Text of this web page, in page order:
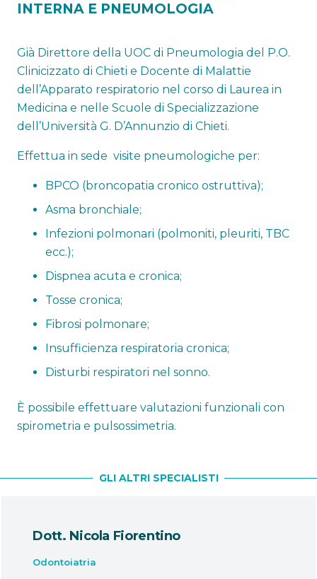
INTERNA E PNEUMOLOGIA
Già Direttore della UOC di Pneumologia del P.O.
Clinicizzato di Chieti e Docente di Malattie
dell’Apparato respiratorio nel corso di Laurea in
Medicina e nelle Scuole di Specializzazione
dell’Università G. D’Annunzio di Chieti.
Effettua in sede visite pneumologiche per:
BPCO (broncopatia cronico ostruttiva);
Asma bronchiale;
Infezioni polmonari (polmoniti, pleuriti, TBC
ecc.);
Dispnea acuta e cronica;
Tosse cronica;
Fibrosi polmonare;
Insufficienza respiratoria cronica;
Disturbi respiratori nel sonno.
È possibile effettuare valutazioni funzionali con
spirometria e pulsossimetria.
GLI ALTRI SPECIALISTI
Dott. Nicola Fiorentino
Odontoiatria